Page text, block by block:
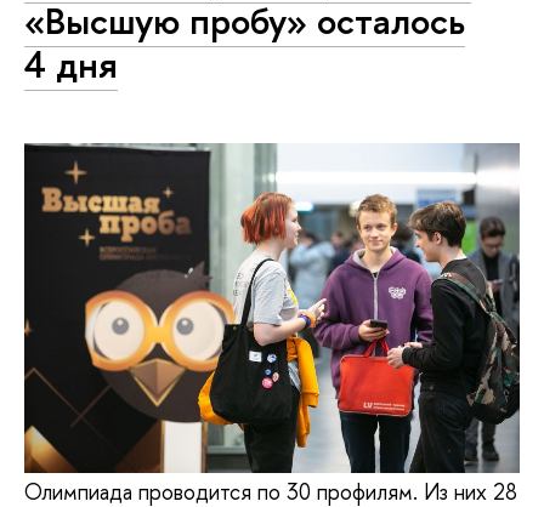
«Высшую пробу» осталось
4 дня
Олимпиада проводится по 30 профилям. Из них 28